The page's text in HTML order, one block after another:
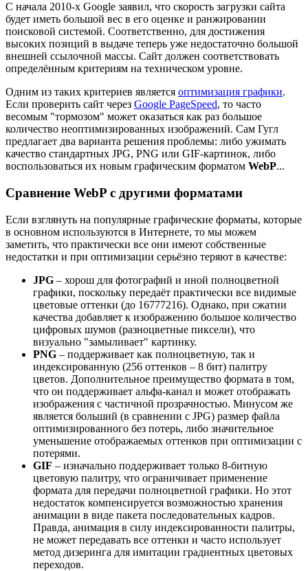
С начала 2010-х Google заявил, что скорость загрузки сайта
будет иметь большой вес в его оценке и ранжировании
поисковой системой. Соответственно, для достижения
высоких позиций в выдаче теперь уже недостаточно большой
внешней ссылочной массы. Сайт должен соответствовать
определённым критериям на техническом уровне.
Одним из таких критериев является оптимизация графики.
Если проверить сайт через Google PageSpeed, то часто
весомым "тормозом" может оказаться как раз большое
количество неоптимизированных изображений. Сам Гугл
предлагает два варианта решения проблемы: либо ужимать
качество стандартных JPG, PNG или GIF-картинок, либо
воспользоваться их новым графическим форматом WebP...
Сравнение WebP с другими форматами
Если взглянуть на популярные графические форматы, которые
в основном используются в Интернете, то мы можем
заметить, что практически все они имеют собственные
недостатки и при оптимизации серьёзно теряют в качестве:
JPG – хорош для фотографий и иной полноцветной
графики, поскольку передаёт практически все видимые
цветовые оттенки (до 16777216). Однако, при сжатии
качества добавляет к изображению большое количество
цифровых шумов (разноцветные пиксели), что
визуально "замыливает" картинку.
PNG – поддерживает как полноцветную, так и
индексированную (256 оттенков – 8 бит) палитру
цветов. Дополнительное преимущество формата в том,
что он поддерживает альфа-канал и может отображать
изображения с частичной прозрачностью. Минусом же
является больший (в сравнении с JPG) размер файла
оптимизированного без потерь, либо значительное
уменьшение отображаемых оттенков при оптимизации с
потерями.
GIF – изначально поддерживает только 8-битную
цветовую палитру, что ограничивает применение
формата для передачи полноцветной графики. Но этот
недостаток компенсируется возможностью хранения
анимации в виде пакета последовательных кадров.
Правда, анимация в силу индексированности палитры,
не может передавать все оттенки и часто использует
метод дизеринга для имитации градиентных цветовых
переходов.